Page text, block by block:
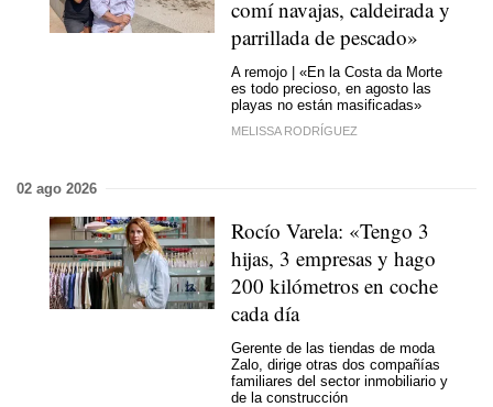
comí navajas, caldeirada y
parrillada de pescado»
A remojo | «En la Costa da Morte
es todo precioso, en agosto las
playas no están masificadas»
MELISSA RODRÍGUEZ
02 ago 2026
Rocío Varela: «Tengo 3
hijas, 3 empresas y hago
200 kilómetros en coche
cada día
Gerente de las tiendas de moda
Zalo, dirige otras dos compañías
familiares del sector inmobiliario y
de la construcción